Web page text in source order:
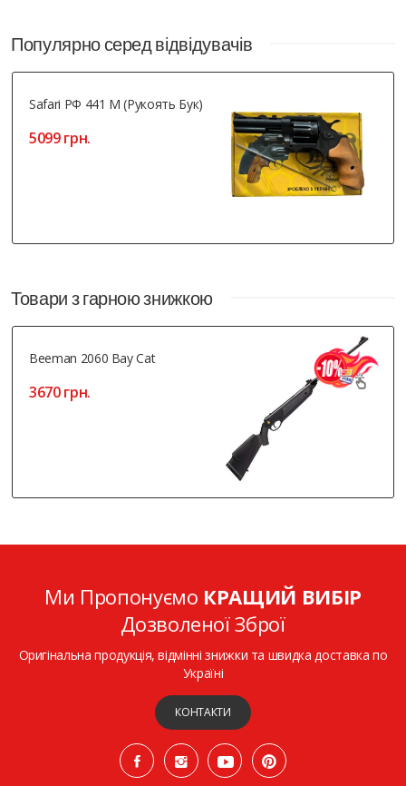
Популярно серед відвідувачів
Safari РФ 441 М (рукоять Бук)
5099 грн.
Товари з гарною знижкою
Beeman 2060 Bay Cat
3670 грн.
Ми Пропонуємо КРАЩИЙ ВИБІР
Дозволеної Зброї
Оригінальна продукція, відмінні знижки та швидка доставка по
Україні
КОНТАКТИ